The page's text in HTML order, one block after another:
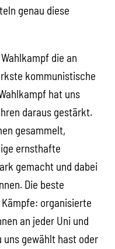
genau diese
die an
kommunistische
hat uns
daraus gestärkt.
gesammelt,
ernsthafte
gemacht und dabei
Die beste
organisierte
an jeder Uni und
uns gewählt hast oder